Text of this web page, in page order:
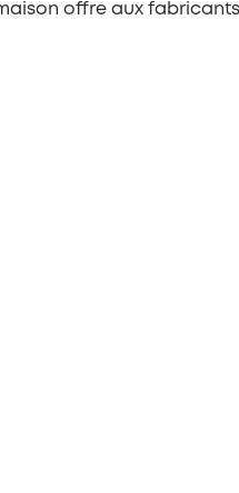
offre aux